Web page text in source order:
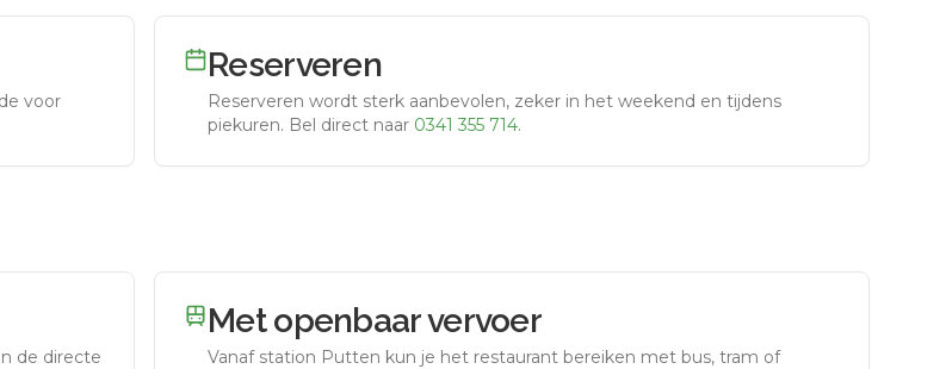
voor
Reserveren
Reserveren wordt sterk aanbevolen, zeker in het weekend en tijdens
piekuren. Bel direct naar 0341 355 714.
de directe
Met openbaar vervoer
Vanaf station Putten kun je het restaurant bereiken met bus, tram of